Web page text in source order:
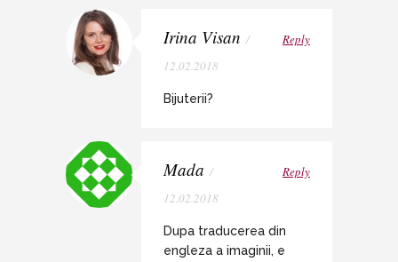
Irina Visan /
12.02.2018
Reply
Bijuterii?
Mada /
12.02.2018
Reply
Dupa traducerea din
engleza a imaginii, e